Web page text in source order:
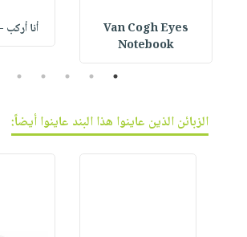
Van Cogh Eyes
Notebook
أنا
1
2
3
4
5
الزبائن الذين عاينوا هذا البند عاينوا أيضاً: